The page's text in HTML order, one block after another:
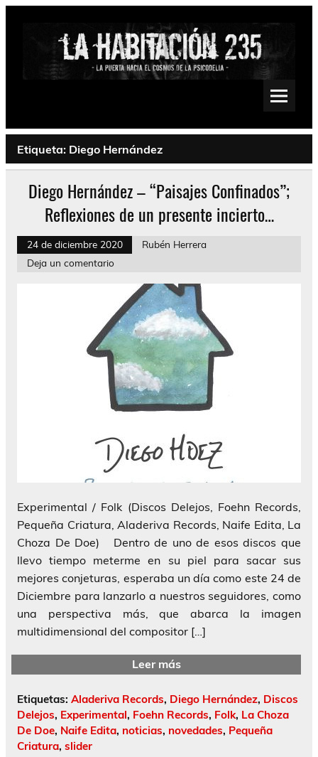
Saltar
Psychedelic, Stoner, Doom, Sludge, Fuzz, Space, Drone
Etiqueta: Diego Hernández
Diego Hernández – “Paisajes Confinados”;
Reflexiones de un presente incierto…
24 de diciembre 2020
Rubén Herrera
Deja un comentario
Experimental / Folk (Discos Delejos, Foehn Records,
Pequeña Criatura, Aladeriva Records, Naife Edita, La
Choza De Doe) Dentro de uno de esos discos que
llevo tiempo meterme en su piel para sacar sus
mejores conjeturas, esperaba un día como este 24 de
Diciembre para lanzarlo a nuestros seguidores, como
una perspectiva más, que abarca la imagen
multidimensional del compositor […]
Leer más
Etiquetas: Aladeriva Records, Diego Hernández, Discos
Delejos, Experimental, Foehn Records, Folk, La Choza
De Doe, Naife Edita, noticias, novedades, Pequeña
Criatura, slider